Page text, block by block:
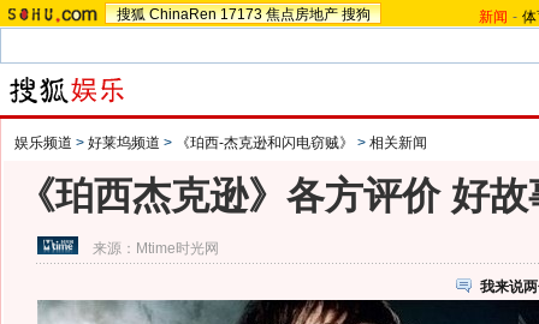
搜狐 ChinaRen 17173 焦点房地产 搜狗 新闻 -
娱乐频道 > 好莱坞频道 > 《珀西-杰克逊和闪电窃贼》 > 相关新闻
《珀西杰克逊》各方评价 好
来源： Mtime时光网
我来说